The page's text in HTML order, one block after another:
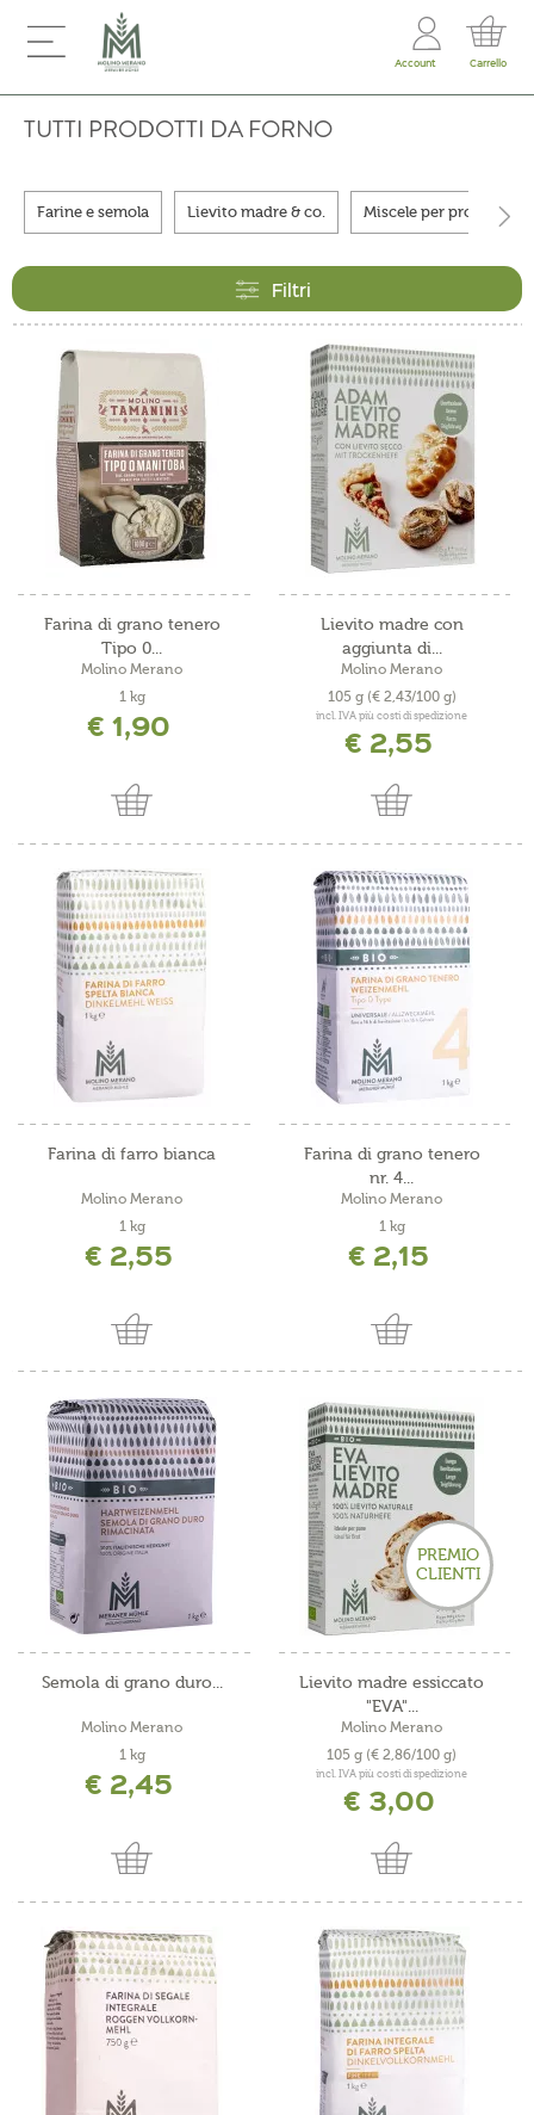
Account Carrello
TUTTI PRODOTTI DA FORNO
Farine e semola Lievito madre & co. Miscele per prodotti
Filtri
Farina di grano tenero
Tipo 0...
Molino Merano
1 kg
€ 1,90
Lievito madre con
aggiunta di...
Molino Merano
105 g (€ 2,43/100 g)
incl. IVA più costi di spedizione
€ 2,55
Farina di farro bianca
Molino Merano
1 kg
€ 2,55
Farina di grano tenero
nr. 4...
Molino Merano
1 kg
€ 2,15
Semola di grano duro...
Molino Merano
1 kg
€ 2,45
PREMIO
CLIENTI
Lievito madre essiccato
"EVA"...
Molino Merano
105 g (€ 2,86/100 g)
incl. IVA più costi di spedizione
€ 3,00